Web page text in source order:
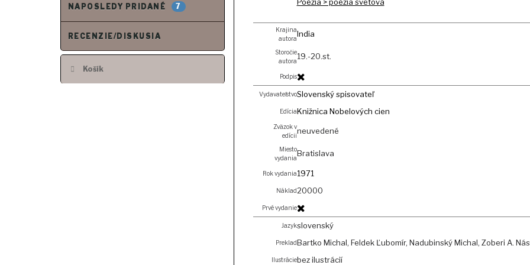
NAPOSLEDY PRIDANÉ 7
RECENZIE/DISKUSIA
Košík
Krajina
autoraIndia
Storočie
autora19.-20.st.
Podpis
VydavateľstvoSlovenský spisovateľ
EdíciaKnižnica Nobelových cien
Zväzok v
edíciineuvedené
Miesto
vydaniaBratislava
Rok vydania1971
Náklad20000
Prvé vydanie
Jazykslovenský
PrekladBartko Michal, Feldek Ľubomír, Nadubinský Michal, Zoberi A.
Ilustráciebez ilustrácií